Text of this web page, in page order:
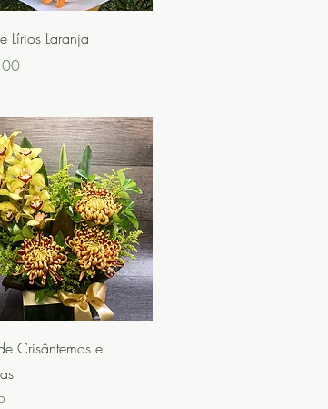
rápida
Lírios Laranja
Visualização rápida
Crisântemos e